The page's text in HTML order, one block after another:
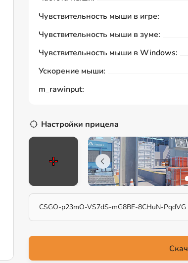
Чувствительность мыши в игре:
Чувствительность мыши в зуме:
Чувствительность мыши в Windows:
Ускорение мыши:
m_rawinput:
Настройки прицела
CSGO-p23mO-VS7dS-mG8BE-8CHuN-PqdVG